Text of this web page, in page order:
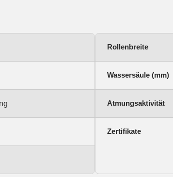
Rollenbreite
Wassersäule (mm)
Atmungsaktivität
Zertifikate